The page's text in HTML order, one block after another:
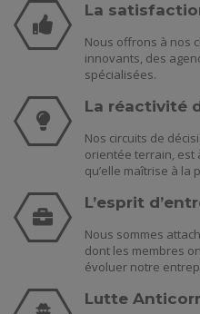
La
Nous offrons à nos
innovants, des
spécialisées.
La réactivité
Nos circuits de
orientée terrain, est
qu’elle maîtrise à la
L’esprit
Nous sommes
dont les membres
évoluer notre
Lutte